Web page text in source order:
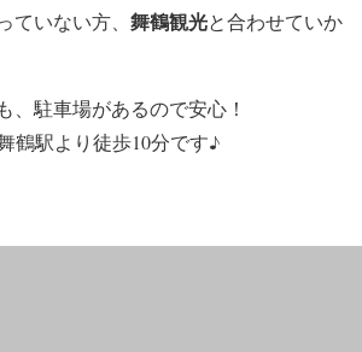
ていない方、 舞鶴観光と合わせていか
、駐車場があるので安心！
鶴駅より徒歩10分です♪